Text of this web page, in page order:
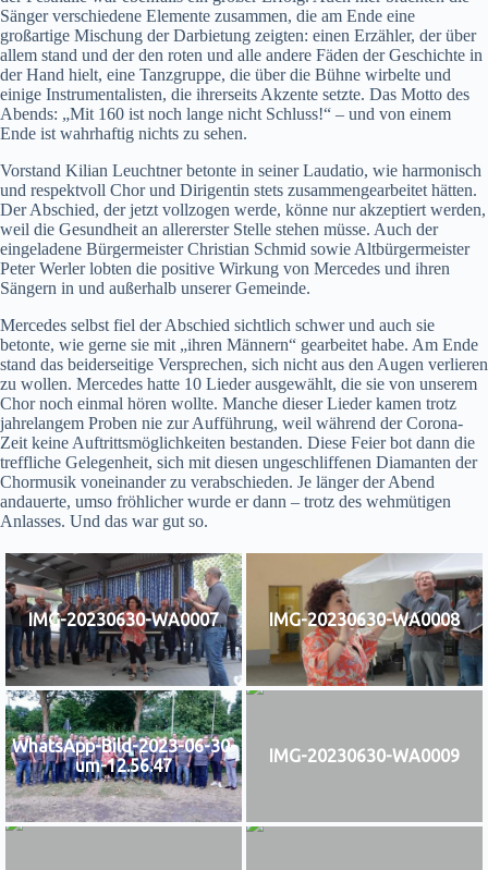
Sänger verschiedene Elemente zusammen, die am Ende eine
großartige Mischung der Darbietung zeigten: einen Erzähler, der über
allem stand und der den roten und alle andere Fäden der Geschichte in
der Hand hielt, eine Tanzgruppe, die über die Bühne wirbelte und
einige Instrumentalisten, die ihrerseits Akzente setzte. Das Motto des
Abends: „Mit 160 ist noch lange nicht Schluss!“ – und von einem
Ende ist wahrhaftig nichts zu sehen.
Vorstand Kilian Leuchtner betonte in seiner Laudatio, wie harmonisch
und respektvoll Chor und Dirigentin stets zusammengearbeitet hätten.
Der Abschied, der jetzt vollzogen werde, könne nur akzeptiert werden,
weil die Gesundheit an allererster Stelle stehen müsse. Auch der
eingeladene Bürgermeister Christian Schmid sowie Altbürgermeister
Peter Werler lobten die positive Wirkung von Mercedes und ihren
Sängern in und außerhalb unserer Gemeinde.
Mercedes selbst fiel der Abschied sichtlich schwer und auch sie
betonte, wie gerne sie mit „ihren Männern“ gearbeitet habe. Am Ende
stand das beiderseitige Versprechen, sich nicht aus den Augen verlieren
zu wollen. Mercedes hatte 10 Lieder ausgewählt, die sie von unserem
Chor noch einmal hören wollte. Manche dieser Lieder kamen trotz
jahrelangem Proben nie zur Aufführung, weil während der Corona-
Zeit keine Auftrittsmöglichkeiten bestanden. Diese Feier bot dann die
treffliche Gelegenheit, sich mit diesen ungeschliffenen Diamanten der
Chormusik voneinander zu verabschieden. Je länger der Abend
andauerte, umso fröhlicher wurde er dann – trotz des wehmütigen
Anlasses. Und das war gut so.
IMG-20230630-WA0007 IMG-20230630-WA0008
WhatsApp-Bild-2023-06-30-
um-12.56.47
IMG-20230630-WA0009